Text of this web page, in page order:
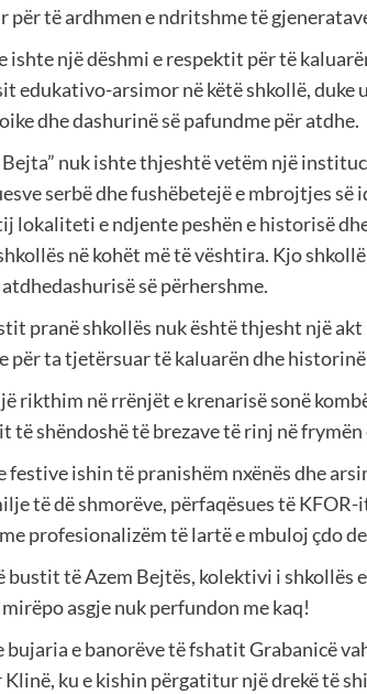
për të ardhmen e ndritshme të
ishte një dëshmi e respektit për të
edukativo-arsimor në këtë shkollë, duke
dhe dashurinë së pafundme për atdhe.
Bejta” nuk ishte thjeshtë vetëm një
serbë dhe fushëbetejë e mbrojtjes
lokaliteti e ndjente peshën e historisë
në kohët më të vështira. Kjo
së përhershme.
pranë shkollës nuk është thjesht një
për ta tjetërsuar të kaluarën dhe
rikthim në rrënjët e krenarisë sonë
të shëndoshë të brezave të rinj në
festive ishin të pranishëm nxënës dhe
të dë shmorëve, përfaqësues të
profesionalizëm të lartë e mbuloj çdo
bustit të Azem Bejtës, kolektivi i shkollës
asgje nuk perfundon me kaq!
e banorëve të fshatit Grabanicë
ku e kishin përgatitur një drekë të